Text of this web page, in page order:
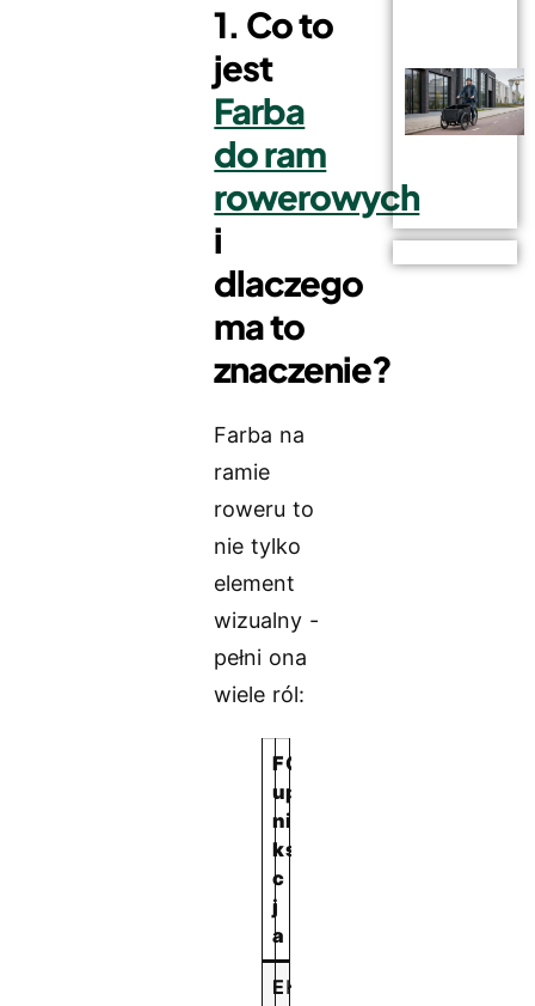
1. Co to
jest
Farba
do ram
rowerowych
i
dlaczego
ma to
znaczenie?
Farba na
ramie
roweru to
nie tylko
element
wizualny -
pełni ona
wiele ról:
F
u
n
k
c
j
a
O
p
i
s
EK